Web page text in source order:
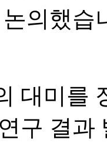
의했습
대미를
구 결과